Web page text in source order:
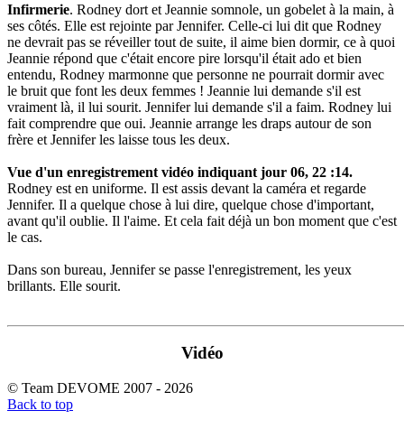
Infirmerie. Rodney dort et Jeannie somnole, un gobelet à la main, à
ses côtés. Elle est rejointe par Jennifer. Celle-ci lui dit que Rodney
ne devrait pas se réveiller tout de suite, il aime bien dormir, ce à quoi
Jeannie répond que c'était encore pire lorsqu'il était ado et bien
entendu, Rodney marmonne que personne ne pourrait dormir avec
le bruit que font les deux femmes ! Jeannie lui demande s'il est
vraiment là, il lui sourit. Jennifer lui demande s'il a faim. Rodney lui
fait comprendre que oui. Jeannie arrange les draps autour de son
frère et Jennifer les laisse tous les deux.
Vue d'un enregistrement vidéo indiquant jour 06, 22 :14.
Rodney est en uniforme. Il est assis devant la caméra et regarde
Jennifer. Il a quelque chose à lui dire, quelque chose d'important,
avant qu'il oublie. Il l'aime. Et cela fait déjà un bon moment que c'est
le cas.
Dans son bureau, Jennifer se passe l'enregistrement, les yeux
brillants. Elle sourit.
Vidéo
© Team DEVOME 2007 - 2026
Back to top